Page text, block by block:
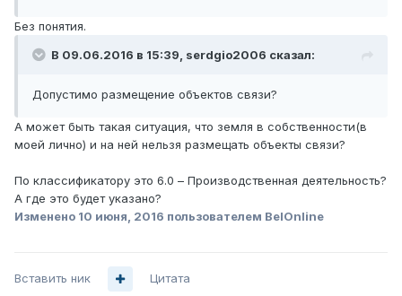
Без понятия.
В 09.06.2016 в 15:39, serdgio2006 сказал:
Допустимо размещение объектов связи?
А может быть такая ситуация, что земля в собственности(в
моей лично) и на ней нельзя размещать объекты связи?
По классификатору это 6.0 – Производственная деятельность?
А где это будет указано?
Изменено 10 июня, 2016 пользователем BelOnline
Вставить ник Цитата